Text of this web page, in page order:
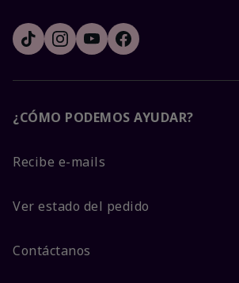
¿CÓMO PODEMOS AYUDAR?
Recibe e-mails
Ver estado del pedido
Contáctanos